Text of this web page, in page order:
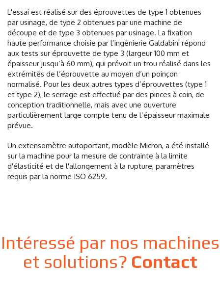
L'essai est réalisé sur des éprouvettes de type 1 obtenues
par usinage, de type 2 obtenues par une machine de
découpe et de type 3 obtenues par usinage. La fixation
haute performance choisie par l’ingénierie Galdabini répond
aux tests sur éprouvette de type 3 (largeur 100 mm et
épaisseur jusqu’à 60 mm), qui prévoit un trou réalisé dans les
extrémités de l’éprouvette au moyen d’un poinçon
normalisé. Pour les deux autres types d’éprouvettes (type 1
et type 2), le serrage est effectué par des pinces à coin, de
conception traditionnelle, mais avec une ouverture
particulièrement large compte tenu de l’épaisseur maximale
prévue.
Un extensomètre autoportant, modèle Micron, a été installé
sur la machine pour la mesure de contrainte à la limite
d'élasticité et de l'allongement à la rupture, paramètres
requis par la norme ISO 6259.
Intéressé par nos machines
et solutions? Contact